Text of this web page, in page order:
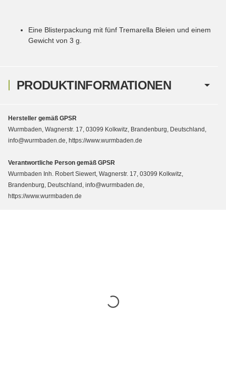
PRODUKTINFORMATIONEN
Eine Blisterpackung mit fünf Tremarella Bleien und einem
Gewicht von 3 g.
Hersteller gemäß GPSR
Wurmbaden, Wagnerstr. 17, 03099 Kolkwitz, Brandenburg, Deutschland,
info@wurmbaden.de, https://www.wurmbaden.de
Verantwortliche Person gemäß GPSR
Wurmbaden Inh. Robert Siewert, Wagnerstr. 17, 03099 Kolkwitz,
Brandenburg, Deutschland, info@wurmbaden.de,
https://www.wurmbaden.de